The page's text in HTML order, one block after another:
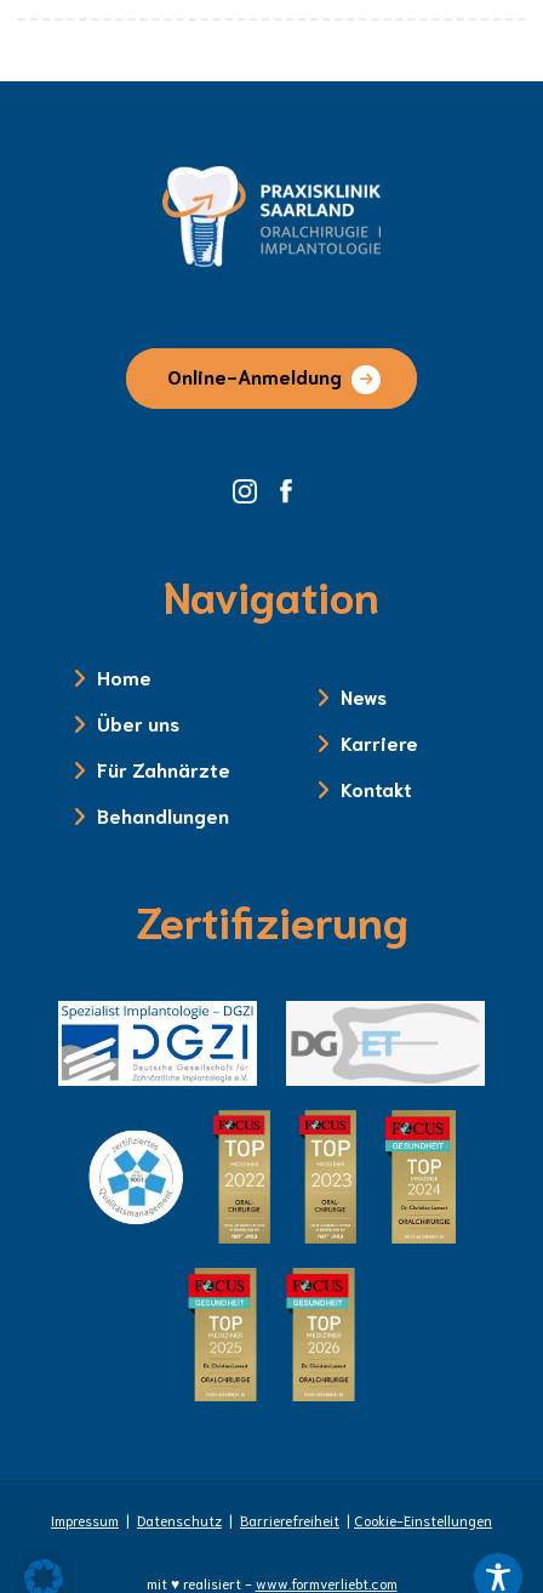
Online-Anmeldung
Navigation
Home
Über uns
Für Zahnärzte
Behandlungen
News
Karriere
Kontakt
Zertifizierung
Impressum | Datenschutz | Barrierefreiheit | Cookie-Einstellungen
mit ♥ realisiert - www.formverliebt.com